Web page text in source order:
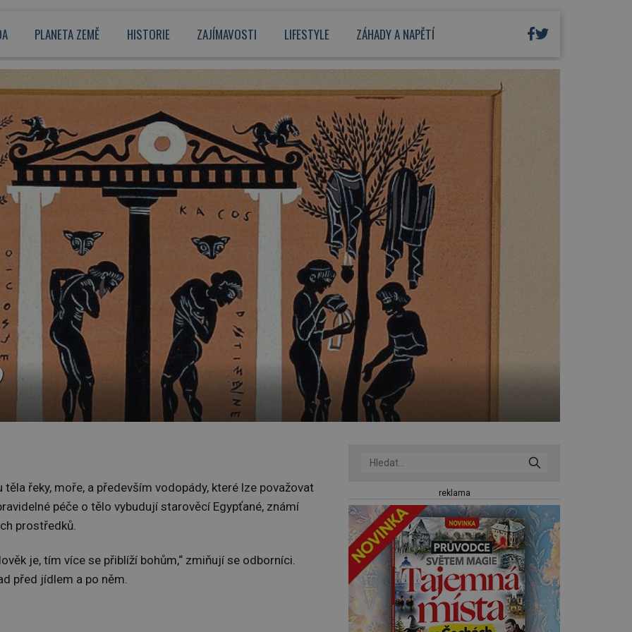
PLANETA ZEMĚ HISTORIE ZAJÍMAVOSTI LIFESTYLE ZÁHADY A NAPĚTÍ
řeky, moře, a především vodopády, které lze považovat
péče o tělo vybudují starověcí Egypťané, známí
prostředků.
je, tím více se přiblíží bohům,“ zmiňují se odborníci.
před jídlem a po něm.
reklama